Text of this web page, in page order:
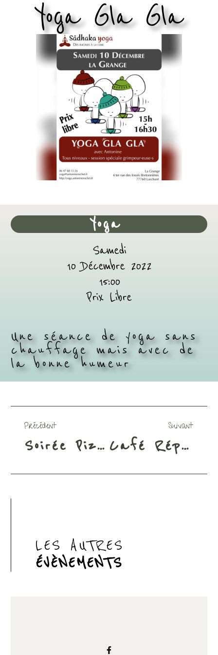
Yoga Gla Gla
Yoga
Samedi
10 Décembre 2022
15:00
Prix Libre
Une séance de yoga sans
chauffage mais avec de
la bonne humeur
Précédent
Soirée Pizza
Suivant
Café Répare
LES AUTRES
ÉVÈNEMENTS